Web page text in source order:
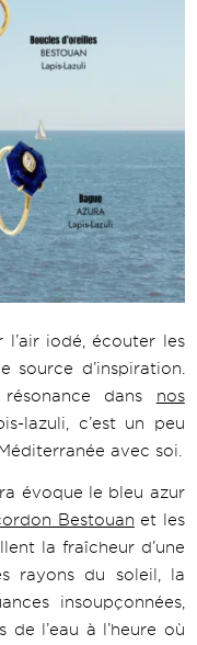
iodé, écouter les
source d’inspiration.
dans nos
lazuli, c’est un peu
avec soi.
évoque le bleu azur
Bestouan et les
la fraîcheur d’une
rayons du soleil, la
insoupçonnées,
l’eau à l’heure où